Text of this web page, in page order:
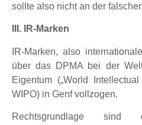
sollte also nicht an der
III. IR-Marken
IR-Marken, also
über das DPMA bei der
Eigentum („World
WIPO) in Genf vollzogen.
Rechtsgrundlage